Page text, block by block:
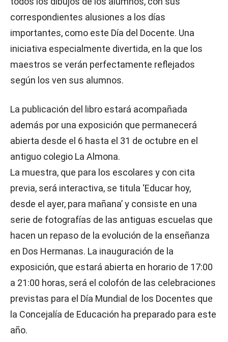
correspondientes alusiones a los días
importantes, como este Día del Docente. Una
iniciativa especialmente divertida, en la que los
maestros se verán perfectamente reflejados
según los ven sus alumnos.
La publicación del libro estará acompañada
además por una exposición que permanecerá
abierta desde el 6 hasta el 31 de octubre en el
antiguo colegio La Almona.
La muestra, que para los escolares y con cita
previa, será interactiva, se titula ‘Educar hoy,
desde el ayer, para mañana’ y consiste en una
serie de fotografías de las antiguas escuelas que
hacen un repaso de la evolución de la enseñanza
en Dos Hermanas. La inauguración de la
exposición, que estará abierta en horario de 17:00
a 21:00 horas, será el colofón de las celebraciones
previstas para el Día Mundial de los Docentes que
la Concejalía de Educación ha preparado para este
año.